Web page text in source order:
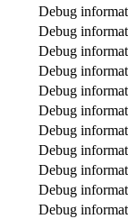
Debug
Debug
Debug
Debug
Debug
Debug
Debug
Debug
Debug
Debug
Debug